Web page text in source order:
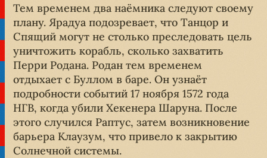
Тем временем два наёмника следуют своему
плану. Ярадуа подозревает, что Танцор и
Спящий могут не столько преследовать цель
уничтожить корабль, сколько захватить
Перри Родана. Родан тем временем
отдыхает с Буллом в баре. Он узнаёт
подробности событий 17 ноября 1572 года
НГВ, когда убили Хекенера Шаруна. После
этого случился Раптус, затем возникновение
барьера Клаузум, что привело к закрытию
Солнечной системы.